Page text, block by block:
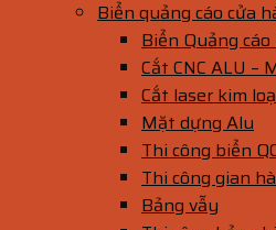
Biển quảng cáo cửa
Biển Quảng
Cắt CNC ALU –
Cắt laser kim
Mặt dựng Alu
Thi công biển
Thi công gian
Bảng vẫy